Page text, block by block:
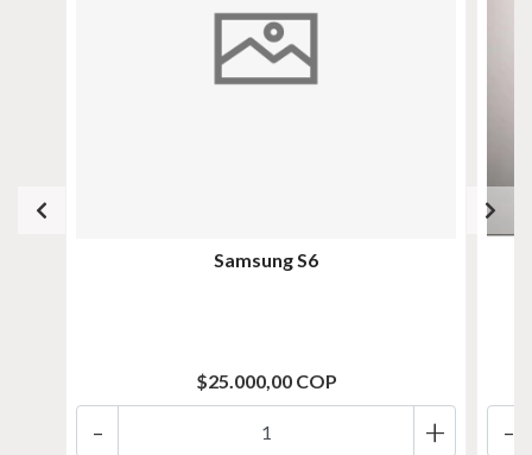
Samsung S6
$25.000,00 COP
+
- -